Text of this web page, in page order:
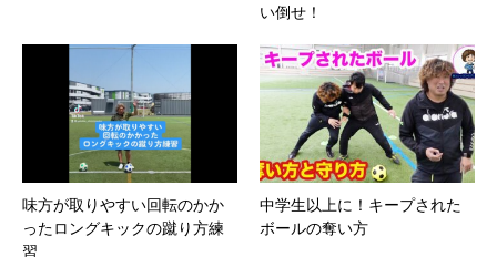
い倒せ！
味方が取りやすい回転のかか
ったロングキックの蹴り方練
習
中学生以上に！キープされた
ボールの奪い方